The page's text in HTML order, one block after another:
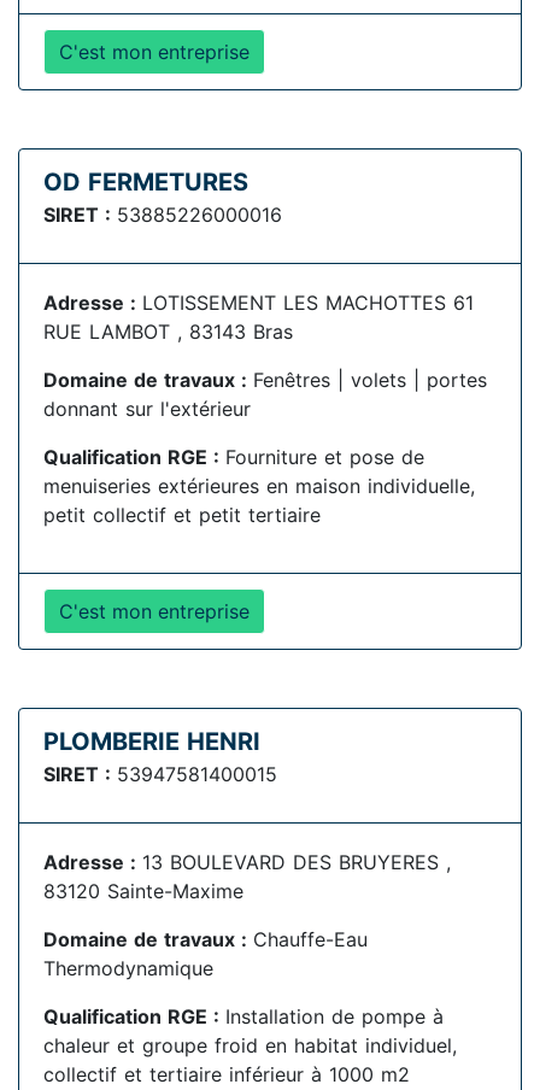
C'est mon entreprise
OD FERMETURES
SIRET : 53885226000016
Adresse : LOTISSEMENT LES MACHOTTES 61
RUE LAMBOT , 83143 Bras
Domaine de travaux : Fenêtres | volets | portes
donnant sur l'extérieur
Qualification RGE : Fourniture et pose de
menuiseries extérieures en maison individuelle,
petit collectif et petit tertiaire
C'est mon entreprise
PLOMBERIE HENRI
SIRET : 53947581400015
Adresse : 13 BOULEVARD DES BRUYERES ,
83120 Sainte-Maxime
Domaine de travaux : Chauffe-Eau
Thermodynamique
Qualification RGE : Installation de pompe à
chaleur et groupe froid en habitat individuel,
collectif et tertiaire inférieur à 1000 m2